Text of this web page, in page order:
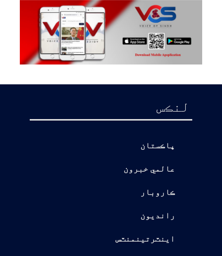
لنڪس
پاڪستان
عالمي خبرون
ڪاروبار
رانديون
اينٽرتينمنٽس